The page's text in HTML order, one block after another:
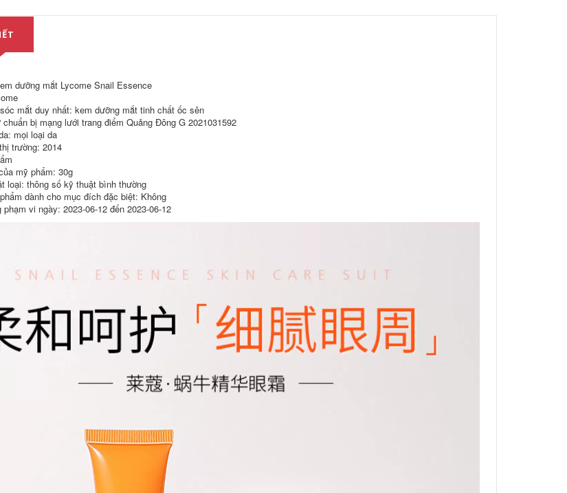
lớp
dầu
nữ
dầu
dưỡng mắt Lycome Snail Essence
mắt duy nhất: kem dưỡng mắt tinh chất ốc sên
bị mạng lưới trang điểm Quảng Đông G 2021031592
mọi loại da
trường: 2014
mỹ phẩm: 30g
loại: thông số kỹ thuật bình thường
dành cho mục đích đặc biệt: Không
vi ngày: 2023-06-12 đến 2023-06-12